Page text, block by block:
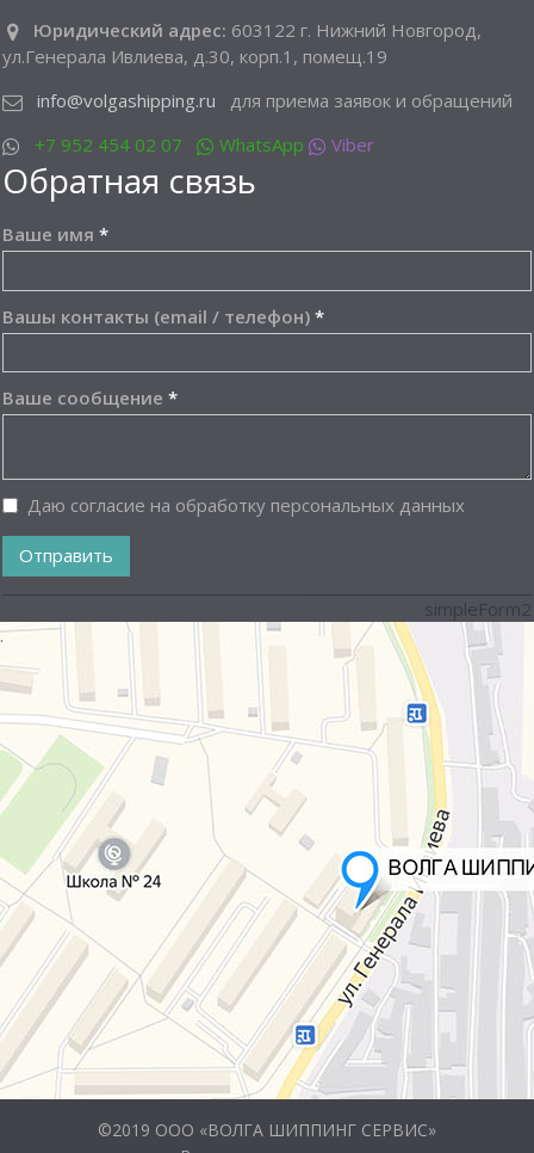
Юридический адрес: 603122 г. Нижний Новгород,
ул.Генерала Ивлиева, д.30, корп.1, помещ.19
info@volgashipping.ru для приема заявок и обращений
+7 952 454 02 07
WhatsApp Viber
Обратная связь
Ваше имя *
Вашы контакты (email / телефон) *
Ваше сообщение *
Даю согласие на обработку персональных данных
Отправить
simpleForm2
.
©2019 ООО «ВОЛГА ШИППИНГ СЕРВИС»